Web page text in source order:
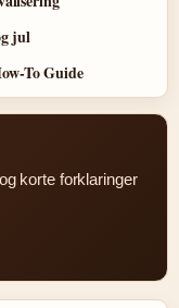
jul
To Guide
korte forklaringer